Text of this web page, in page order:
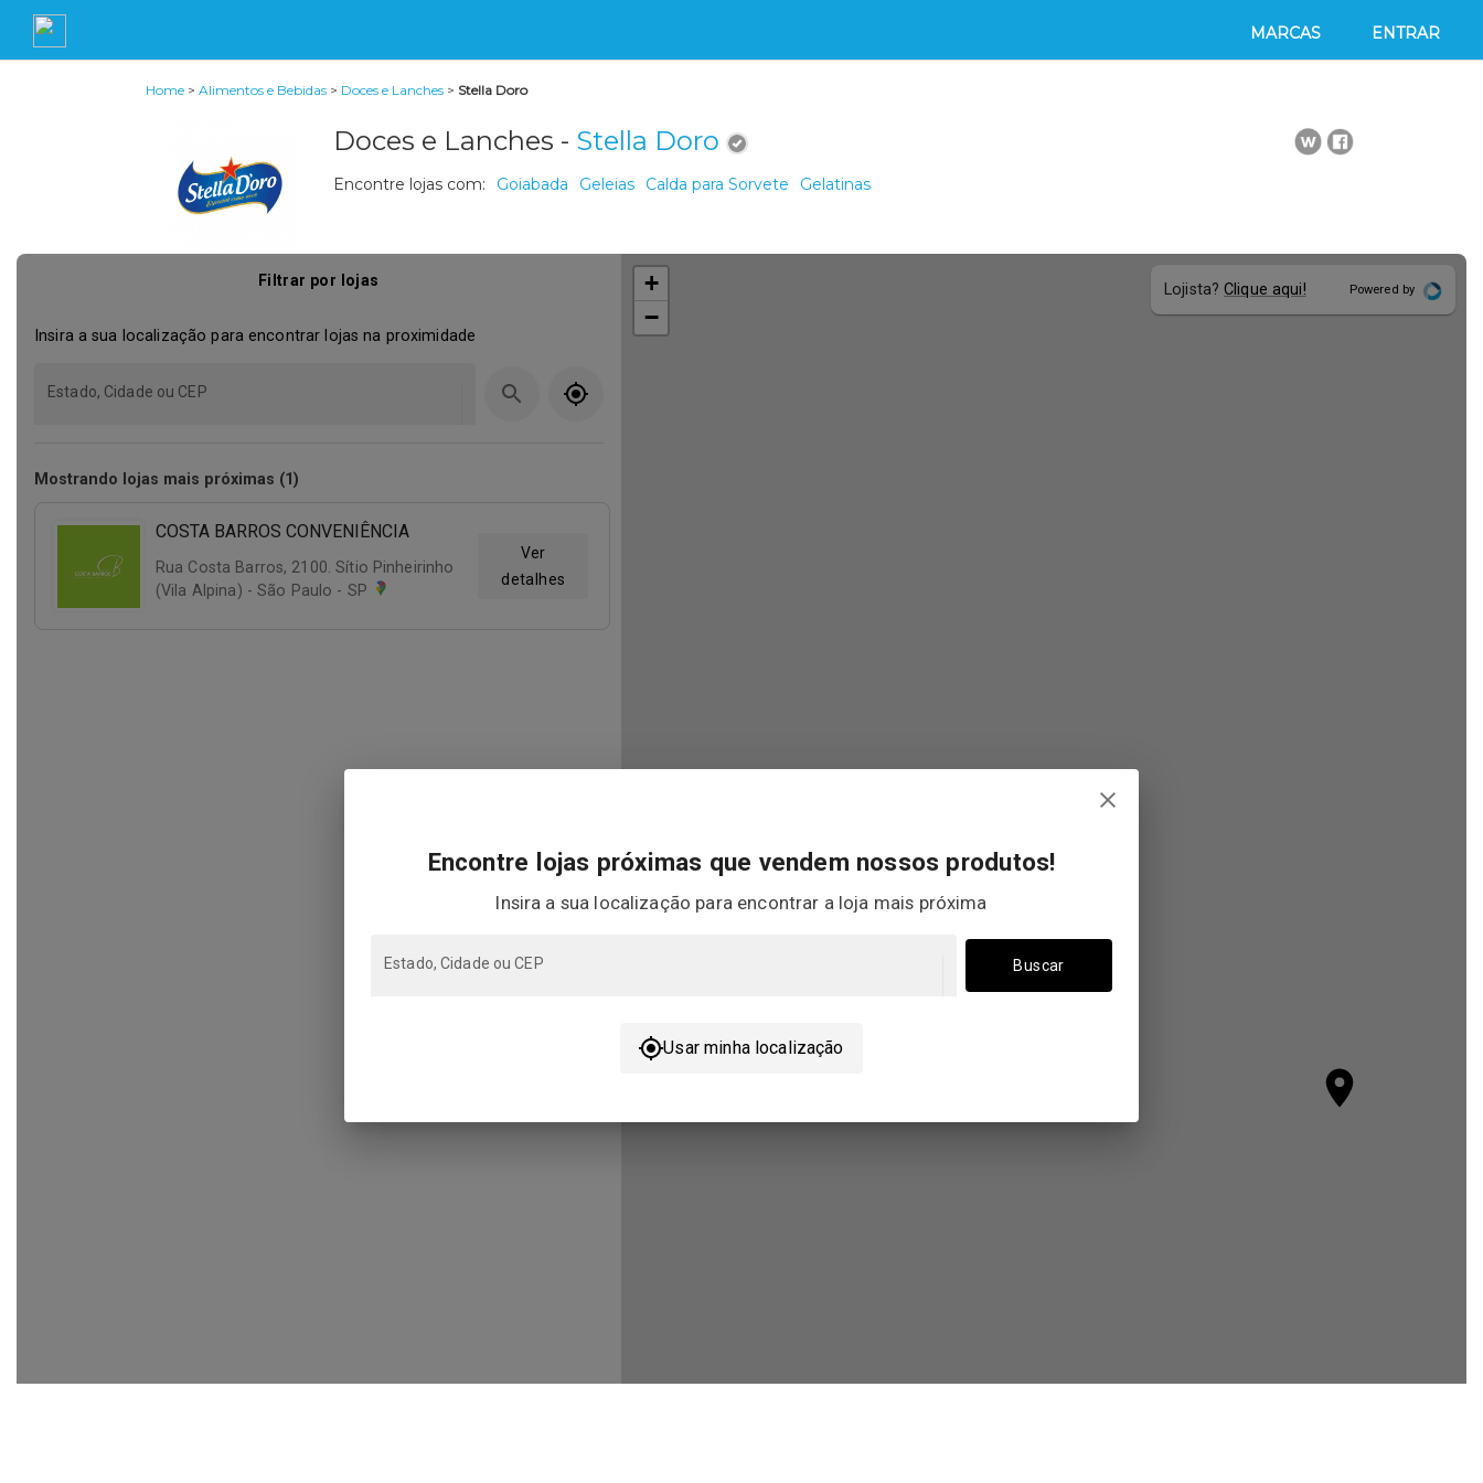
MARCAS ENTRAR
Home > Alimentos e Bebidas > Doces e Lanches > Stella Doro
Doces e Lanches - Stella Doro
Encontre lojas com: Goiabada Geleias Calda para Sorvete Gelatinas